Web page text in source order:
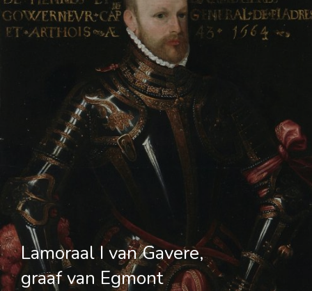
Lamoraal I van Gavere,
graaf van Egmont